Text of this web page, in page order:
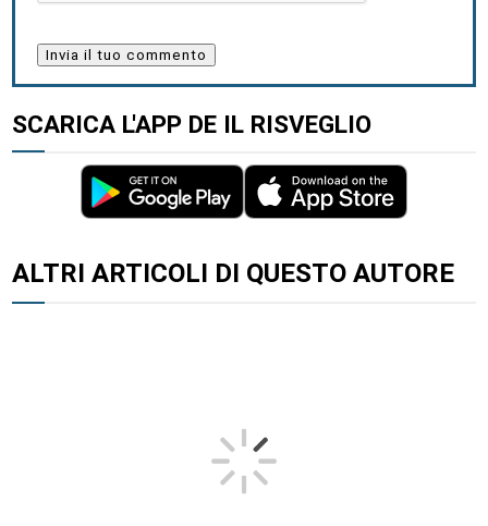
SCARICA L'APP DE IL RISVEGLIO
ALTRI ARTICOLI DI QUESTO AUTORE